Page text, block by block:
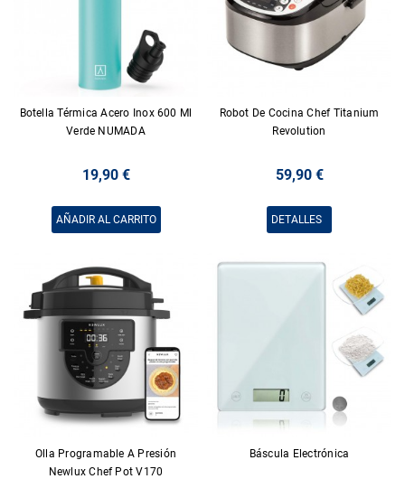
Botella Térmica Acero Inox 600 Ml
Verde NUMADA
19,90 €
AÑADIR AL CARRITO
Robot De Cocina Chef Titanium
Revolution
59,90 €
DETALLES
Olla Programable A Presión
Newlux Chef Pot V170
Báscula Electrónica